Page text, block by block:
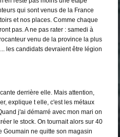
qui sont venus de la France
et nos places. Comme chaque
pas. A ne pas rater : samedi à
venu de la province la plus
les candidats devraient être légion
derrière elle. Mais attention,
explique t elle, c'est les métaux
j'ai démarré avec mon mari on
le stock. On tournait alors sur 40
Goumain ne quitte son magasin